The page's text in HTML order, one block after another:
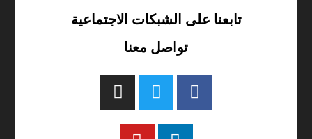
تابعنا على الشبكات الاجتماعية
تواصل معنا